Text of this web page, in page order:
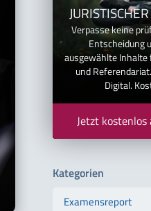
Verpasse keine
Entscheidung
ausgewählte Inhalte
und
Digital.
Jetzt kostenlos
Kategorien
Examensreport